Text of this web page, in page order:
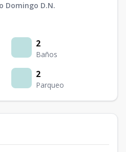
Domingo D.N.
2
Baños
2
Parqueo